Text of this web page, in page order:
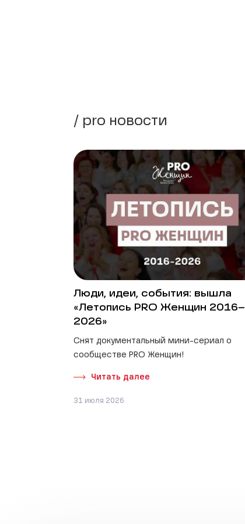
/ pro новости
Люди, идеи, события: вышла
«Летопись PRO Женщин 2016–
2026»
Снят документальный мини-сериал о
сообществе PRO Женщин!
Читать далее
31 июля 2026